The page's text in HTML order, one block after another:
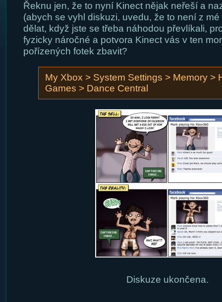
Řeknu jen, že to nyní Kinect nějak neřeší a
(abych se vyhl diskuzi, uvedu, že to není z
dělat, když jste se třeba náhodou převlíkali,
fyzicky náročné a potvora Kinect vás v ten
pořízených fotek zbavit?
My Xbox > System Settings > Memory >
Games > Dance Central
Diskuze ukončena.